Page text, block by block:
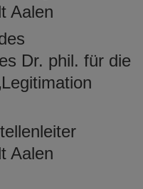
Aalen
Dr. phil. für die
Aalen